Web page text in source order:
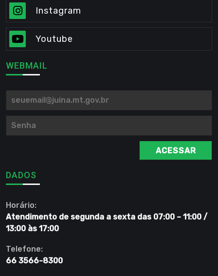
Instagram
Youtube
WEBMAIL
ACESSAR
DADOS
Horário:
Atendimento de segunda a sexta das 07:00 – 11:00 /
13:00 às 17:00
Telefone:
66 3566-8300